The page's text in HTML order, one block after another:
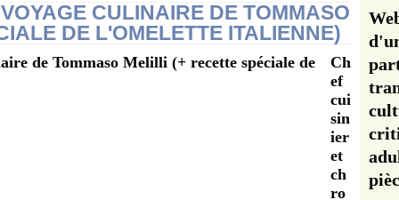
CULINAIRE DE TOMMASO
DE L'OMELETTE ITALIENNE)
Ch
ef
cui
sin
ier
et
ch
ro